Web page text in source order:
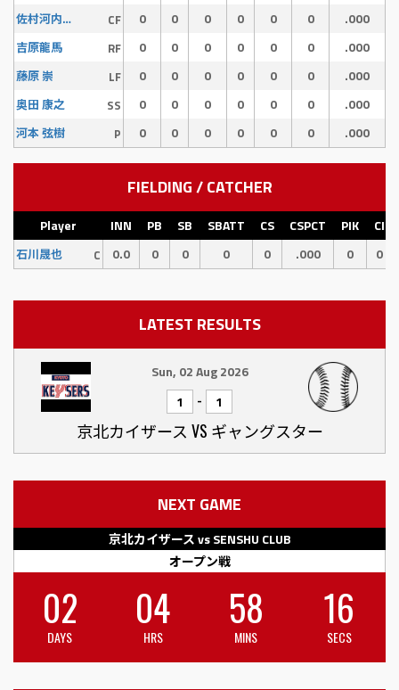
佐村河内 守 CF 0 0 0 0 0 0 .000
吉原龍馬 RF 0 0 0 0 0 0 .000
藤原 崇 LF 0 0 0 0 0 0 .000
奥田 康之 SS 0 0 0 0 0 0 .000
河本 弦樹 P 0 0 0 0 0 0 .000
FIELDING / CATCHER
Player INN PB SB SBATT CS CSPCT PIK CI
石川晟也 C 0.0 0 0 0 0 .000 0 0
LATEST RESULTS
Sun, 02 Aug 2026
1
- 1
京北カイザース VS ギャングスター
NEXT GAME
京北カイザース vs SENSHU CLUB
オープン戦
02
DAYS
04
HRS
58
MINS
15
SECS